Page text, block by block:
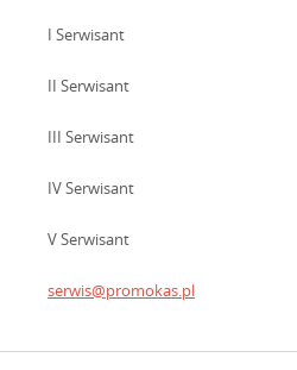
I Serwisant
II Serwisant
III Serwisant
IV Serwisant
V Serwisant
serwis@promokas.pl